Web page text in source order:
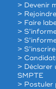
> Devenir
>
> Faire
>
>
>
>
> Déclarer
SMPTE
> Postuler